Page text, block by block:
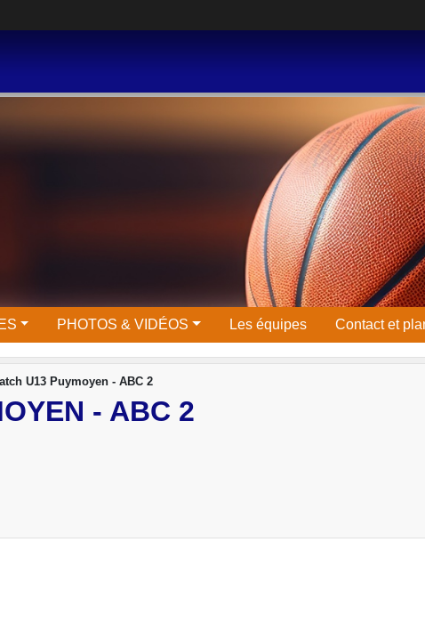
PHOTOS & VIDÉOS Les équipes Contact et
U13 Puymoyen - ABC 2
- ABC 2